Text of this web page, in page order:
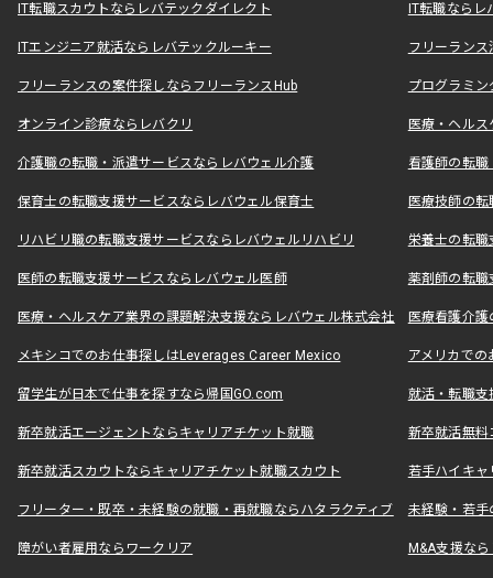
IT転職スカウトならレバテックダイレクト IT転職なら
ITエンジニア就活ならレバテックルーキー フリーラン
フリーランスの案件探しならフリーランスHub プログラミ
オンライン診療ならレバクリ 医療・ヘル
介護職の転職・派遣サービスならレバウェル介護 看護師の転
保育士の転職支援サービスならレバウェル保育士 医療技師の
リハビリ職の転職支援サービスならレバウェルリハビリ 栄養士の転
医師の転職支援サービスならレバウェル医師 薬剤師の転
医療・ヘルスケア業界の課題解決支援ならレバウェル株式会社 医療看護介
メキシコでのお仕事探しはLeverages Career Mexico アメリカで
留学生が日本で仕事を探すなら帰国GO.com 就活・転職
新卒就活エージェントならキャリアチケット就職 新卒就活無料
新卒就活スカウトならキャリアチケット就職スカウト 若手ハイキ
フリーター・既卒・未経験の就職・再就職ならハタラクティブ 未経験・若手
障がい者雇用ならワークリア M&A支援な